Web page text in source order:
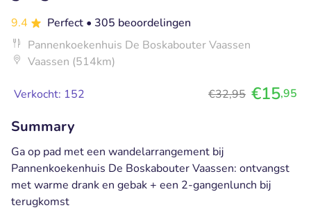
9.4 Perfect • 305 beoordelingen
Pannenkoekenhuis De Boskabouter Vaassen
Vaassen (514km)
Verkocht: 152 €32,95 €15,95
Summary
Ga op pad met een wandelarrangement bij
Pannenkoekenhuis De Boskabouter Vaassen: ontvangst
met warme drank en gebak + een 2-gangenlunch bij
terugkomst